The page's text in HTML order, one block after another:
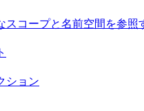
スコープと名前空間を参照
ション